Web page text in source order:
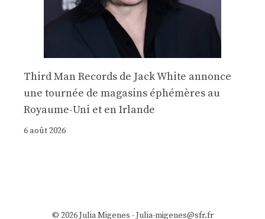
Third Man Records de Jack White annonce
une tournée de magasins éphémères au
Royaume-Uni et en Irlande
6 août 2026
© 2026 Julia Migenes - Julia-migenes@sfr.fr